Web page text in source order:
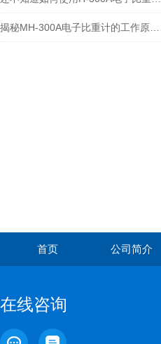
首页 公司简介
在线咨询